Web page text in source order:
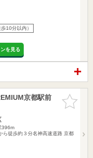
10分以内）
を見る
お気に入
りに追加
京都駅前
396m
ら徒歩約３分名神高速道路 京都